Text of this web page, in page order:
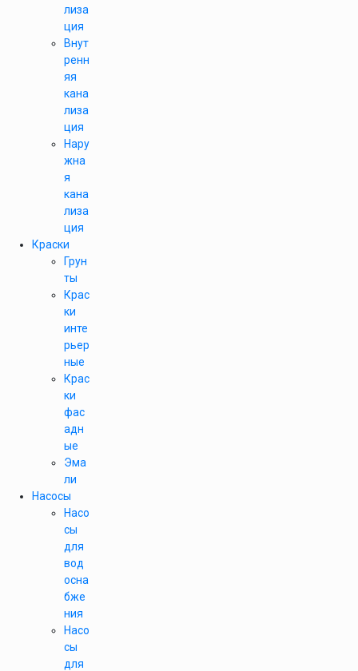
лиза
ция
Внут
ренн
яя
кана
лиза
ция
Нару
жна
я
кана
лиза
ция
Краски
Грун
ты
Крас
ки
инте
рьер
ные
Крас
ки
фас
адн
ые
Эма
ли
Насосы
Насо
сы
для
вод
осна
бже
ния
Насо
сы
для